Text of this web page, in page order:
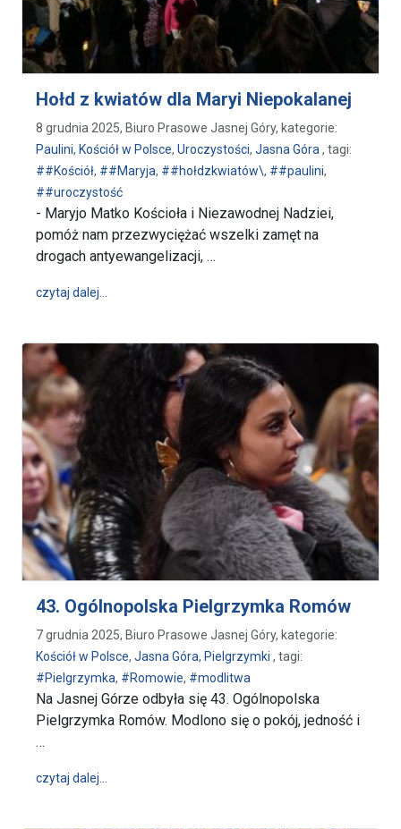
Hołd z kwiatów dla Maryi Niepokalanej
8 grudnia 2025, Biuro Prasowe Jasnej Góry, kategorie:
Paulini, Kościół w Polsce, Uroczystości, Jasna Góra , tagi:
##Kościół, ##Maryja, ##hołdzkwiatów\, ##paulini,
##uroczystość
- Maryjo Matko Kościoła i Niezawodnej Nadziei,
pomóż nam przezwyciężać wszelki zamęt na
drogach antyewangelizacji, …
czytaj dalej…
43. Ogólnopolska Pielgrzymka Romów
7 grudnia 2025, Biuro Prasowe Jasnej Góry, kategorie:
Kościół w Polsce, Jasna Góra, Pielgrzymki , tagi:
#Pielgrzymka, #Romowie, #modlitwa
Na Jasnej Górze odbyła się 43. Ogólnopolska
Pielgrzymka Romów. Modlono się o pokój, jedność i
…
czytaj dalej…